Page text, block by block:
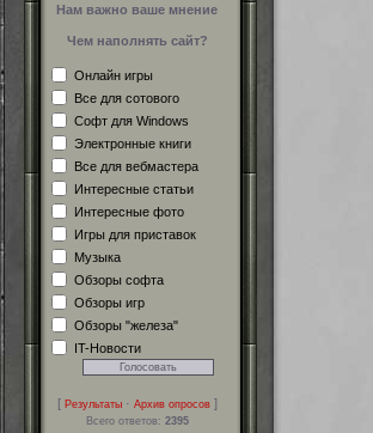
Нам важно ваше мнение
Чем наполнять сайт?
Онлайн игры
Все для сотового
Софт для Windows
Электронные книги
Все для вебмастера
Интересные статьи
Интересные фото
Игры для приставок
Музыка
Обзоры софта
Обзоры игр
Обзоры "железа"
IT-Новости
[ Результаты· Архив опросов]
Всего ответов: 2395